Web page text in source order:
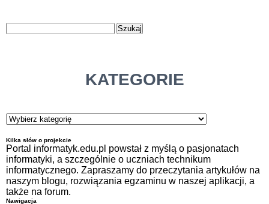
KATEGORIE
Kilka słów o projekcie
Portal informatyk.edu.pl powstał z myślą o pasjonatach
informatyki, a szczególnie o uczniach technikum
informatycznego. Zapraszamy do przeczytania artykułów na
naszym blogu, rozwiązania egzaminu w naszej aplikacji, a
także na forum.
Nawigacja